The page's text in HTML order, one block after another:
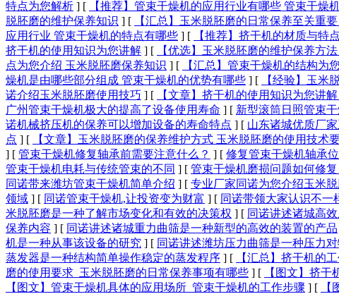
特点为您解析 ] [ 【推荐】管束干燥机的应用行业有哪些 管束干燥
脱胚磨的维护保养知识 ] [ 【汇总】玉米脱胚磨的日常保养至关重
应用行业 管束干燥机的特点有哪些 ] [ 【推荐】挤干机的材质与特
挤干机的使用知识为您讲解 ] [ 【优选】玉米脱胚磨的维护保养方
点为您介绍 玉米脱胚磨保养知识 ] [ 【汇总】管束干燥机的结构为
燥机是由哪些部分组成 管束干燥机的优势有哪些 ] [ 【经验】玉米
诺介绍玉米脱胚磨使用技巧 ] [ 【文章】挤干机的使用知识为您讲
广州管束干燥机极大的提高了设备使用寿命 ] [ 新型滚筒日照管束
诺机械挤压机的保养可以增加设备的寿命特点 ] [ 山东诸城优质厂
点 ] [ 【文章】玉米脱胚磨的保养维护方式 玉米脱胚磨的使用技术
] [ 管束干燥机修复轴承前需要注意什么？ ] [ 修复管束干燥机轴承
管束干燥机电耗与传统管束的不同 ] [ 管束干燥机磨损问题如何修复
同诺带来潍坊管束干燥机简单介绍 ] [ 专业厂家同诺为您介绍玉米
领域 ] [ 同诺管束干燥机,让投资变为财富 ] [ 同诺带领大家认识不一
米脱胚磨是一种了解市场变化和有效的决策权 ] [ 同诺讲述诸城高
保养内容 ] [ 同诺讲述诸城重力曲筛是一种新型的高效的装置的产品
机是一种从事该设备的研究 ] [ 同诺讲述潍坊压力曲筛是一种压力
蒸发器是一种结构简单操作稳定的蒸发程序 ] [ 【汇总】挤干机的
磨的使用要求_玉米脱胚磨的日常保养事项有哪些 ] [ 【图文】挤
【图文】管束干燥机具体的应用场所_管束干燥机的工作步骤 ] [